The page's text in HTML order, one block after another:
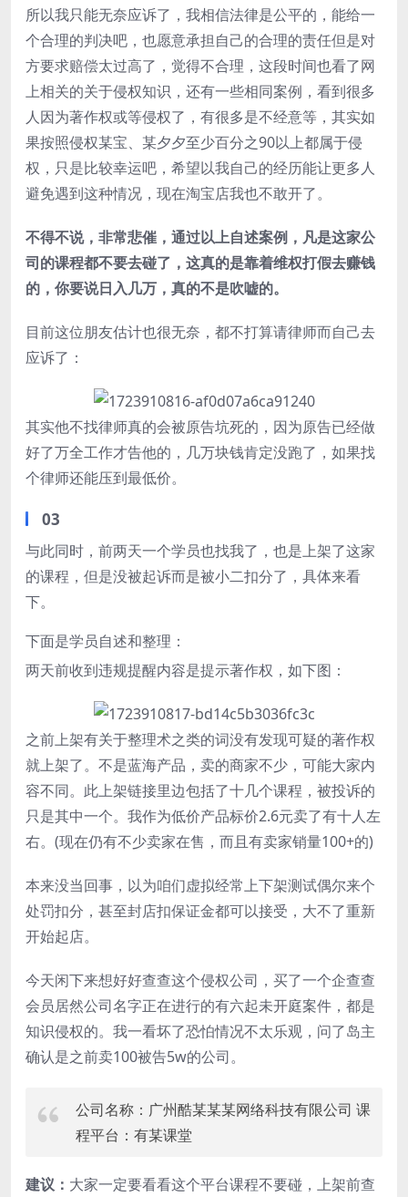
所以我只能无奈应诉了，我相信法律是公平的，能给一
个合理的判决吧，也愿意承担自己的合理的责任但是对
方要求赔偿太过高了，觉得不合理，这段时间也看了网
上相关的关于侵权知识，还有一些相同案例，看到很多
人因为著作权或等侵权了，有很多是不经意等，其实如
果按照侵权某宝、某夕夕至少百分之90以上都属于侵
权，只是比较幸运吧，希望以我自己的经历能让更多人
避免遇到这种情况，现在淘宝店我也不敢开了。
不得不说，非常悲催，通过以上自述案例，凡是这家公
司的课程都不要去碰了，这真的是靠着维权打假去赚钱
的，你要说日入几万，真的不是吹嘘的。
目前这位朋友估计也很无奈，都不打算请律师而自己去
应诉了：
其实他不找律师真的会被原告坑死的，因为原告已经做
好了万全工作才告他的，几万块钱肯定没跑了，如果找
个律师还能压到最低价。
03
与此同时，前两天一个学员也找我了，也是上架了这家
的课程，但是没被起诉而是被小二扣分了，具体来看
下。
下面是学员自述和整理：
两天前收到违规提醒内容是提示著作权，如下图：
之前上架有关于整理术之类的词没有发现可疑的著作权
就上架了。不是蓝海产品，卖的商家不少，可能大家内
容不同。此上架链接里边包括了十几个课程，被投诉的
只是其中一个。我作为低价产品标价2.6元卖了有十人左
右。(现在仍有不少卖家在售，而且有卖家销量100+的)
本来没当回事，以为咱们虚拟经常上下架测试偶尔来个
处罚扣分，甚至封店扣保证金都可以接受，大不了重新
开始起店。
今天闲下来想好好查查这个侵权公司，买了一个企查查
会员居然公司名字正在进行的有六起未开庭案件，都是
知识侵权的。我一看坏了恐怕情况不太乐观，问了岛主
确认是之前卖100被告5w的公司。
公司名称：广州酷某某某网络科技有限公司 课
程平台：有某课堂
建议： 大家一定要看看这个平台课程不要碰，上架前查